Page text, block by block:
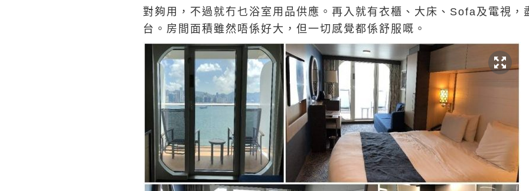
對夠用，不過就冇乜浴室用品供應。再入就有衣櫃、大床、Sofa及電視，
台。房間面積雖然唔係好大，但一切感覺都係舒服嘅。